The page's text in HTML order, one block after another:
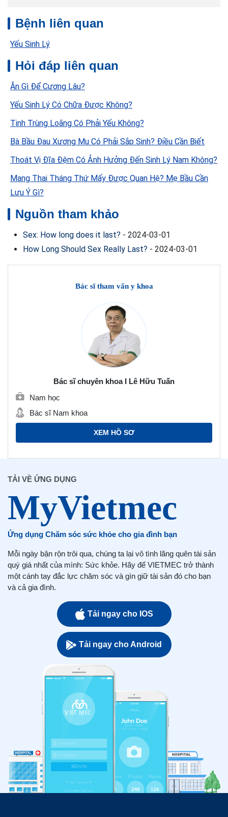
Bệnh liên quan
Yếu Sinh Lý
Hỏi đáp liên quan
Ăn Gì Để Cương Lâu?
Yếu Sinh Lý Có Chữa Được Không?
Tinh Trùng Loãng Có Phải Yếu Không?
Bà Bầu Đau Xương Mu Có Phải Sắp Sinh? Điều Cần Biết
Thoát Vị Đĩa Đệm Có Ảnh Hưởng Đến Sinh Lý Nam Không?
Mang Thai Tháng Thứ Mấy Được Quan Hệ? Mẹ Bầu Cần
Lưu Ý Gì?
Nguồn tham khảo
Sex: How long does it last? - 2024-03-01
How Long Should Sex Really Last? - 2024-03-01
Bác sĩ tham vấn y khoa
Bác sĩ chuyên khoa I Lê Hữu Tuấn
Nam học
Bác sĩ Nam khoa
XEM HỒ SƠ
TẢI VỀ ỨNG DỤNG
Ứng dụng Chăm sóc sức khỏe cho gia đình bạn
Mỗi ngày bận rộn trôi qua, chúng ta lại vô tình lãng quên tài sản
quý giá nhất của mình: Sức khỏe. Hãy để VIETMEC trở thành
một cánh tay đắc lực chăm sóc và gìn giữ tài sản đó cho bạn
và cả gia đình.
Tải ngay cho IOS
Tải ngay cho Android